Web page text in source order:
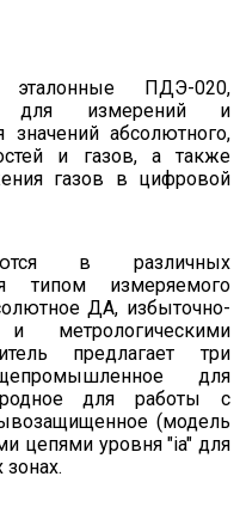
эталонные ПДЭ-020,
для измерений и
значений абсолютного,
и газов, а также
газов в цифровой
в различных
типом измеряемого
ДА, избыточно-
метрологическими
предлагает три
для
для работы с
(модель
цепями уровня "ia" для